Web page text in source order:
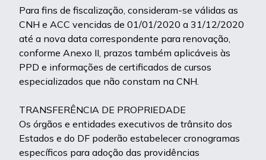
Para fins de fiscalização, consideram-se válidas as
CNH e ACC vencidas de 01/01/2020 a 31/12/2020
até a nova data correspondente para renovação,
conforme Anexo II, prazos também aplicáveis às
PPD e informações de certificados de cursos
especializados que não constam na CNH.
TRANSFERÊNCIA DE PROPRIEDADE
Os órgãos e entidades executivos de trânsito dos
Estados e do DF poderão estabelecer cronogramas
específicos para adoção das providências